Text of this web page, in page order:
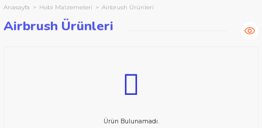
Anasayfa Hobi Malzemeleri Airbrush Ürünleri
Airbrush Ürünleri
Ürün Bulunamadı.